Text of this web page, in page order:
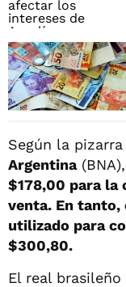
Según la
Argentina
$178,00 para la
venta. En tanto,
utilizado para
$300,80.
El real